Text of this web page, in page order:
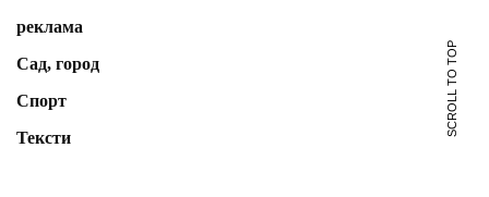
реклама
Сад, город
Спорт
Тексти
SCROLL TO TOP